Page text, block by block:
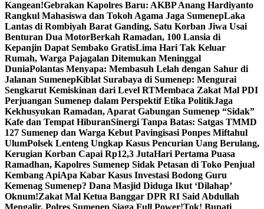
Kangean!Gebrakan Kapolres Baru: AKBP Anang Hardiyanto
Rangkul Mahasiswa dan Tokoh Agama Jaga SumenepLaka
Lantas di Rombiyah Barat Ganding, Satu Korban Jiwa Usai
Benturan Dua MotorBerkah Ramadan, 100 Lansia di
Kepanjin Dapat Sembako GratisLima Hari Tak Keluar
Rumah, Warga Pajagalan Ditemukan Meninggal
DuniaPolantas Menyapa: Membasuh Lelah dengan Sahur di
Jalanan SumenepKiblat Surabaya di Sumenep: Mengurai
Sengkarut Kemiskinan dari Level RTMembaca Zakat Mal PDI
Perjuangan Sumenep dalam Perspektif Etika PolitikJaga
Kekhusyukan Ramadan, Aparat Gabungan Sumenep “Sidak”
Kafe dan Tempat HiburanSinergi Tanpa Batas: Satgas TMMD
127 Sumenep dan Warga Kebut Pavingisasi Ponpes Miftahul
UlumPolsek Lenteng Ungkap Kasus Pencurian Uang Berulang,
Kerugian Korban Capai Rp12,3 JutaHari Pertama Puasa
Ramadhan, Kapolres Sumenep Sidak Petasan di Toko Penjual
Kembang ApiApa Kabar Kasus Investasi Bodong Guru
Kemenag Sumenep? Dana Masjid Diduga Ikut ‘Dilahap’
Oknum!Zakat Mal Ketua Banggar DPR RI Said Abdullah
Mengalir, Polres Sumenep Siaga Full Power!Tok! Bupati